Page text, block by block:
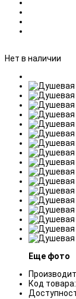
Нет в наличии
Еще фото
Код товара: